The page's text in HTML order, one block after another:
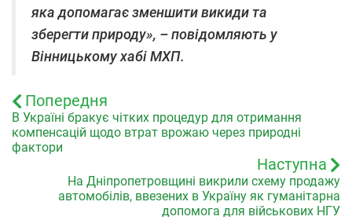
яка допомагає зменшити викиди та
зберегти природу», – повідомляють у
Вінницькому хабі МХП.
Попередня
В Україні бракує чітких процедур для отримання
компенсацій щодо втрат врожаю через природні
фактори
Наступна
На Дніпропетровщині викрили схему продажу
автомобілів, ввезених в Україну як гуманітарна
допомога для військових НГУ